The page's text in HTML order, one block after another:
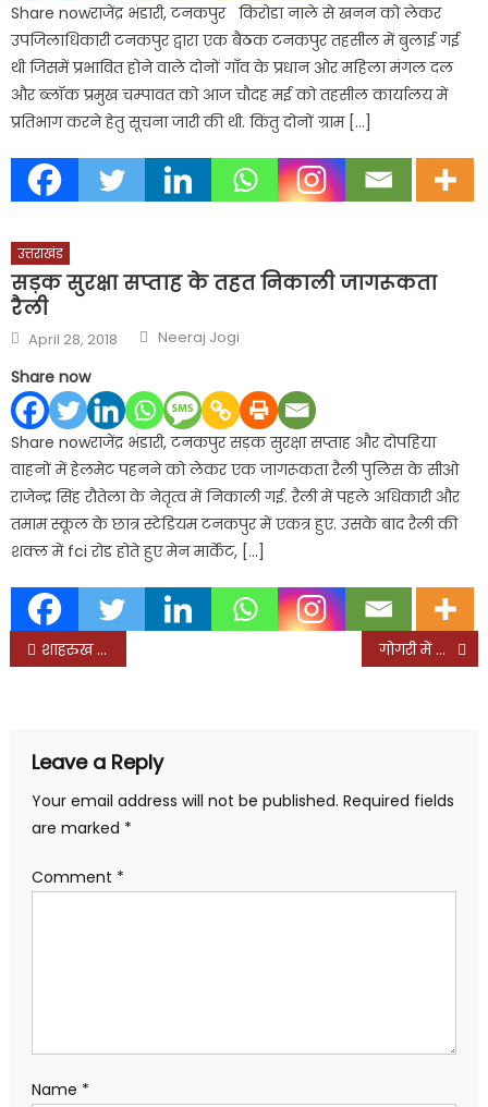
Share nowराजेंद्र भंडारी, टनकपुर किरोडा नाले से खनन को लेकर
उपजिलाधिकारी टनकपुर द्वारा एक बैठक टनकपुर तहसील में बुलाई गई
थी जिसमें प्रभावित होने वाले दोनों गाँव के प्रधान ओर महिला मंगल दल
और ब्लॉक प्रमुख चम्पावत को आज चौदह मई को तहसील कार्यालय में
प्रतिभाग करने हेतु सूचना जारी की थी. किंतु दोनों ग्राम […]
उत्तराखंड
सड़क सुरक्षा सप्ताह के तहत निकाली जागरूकता
रैली
Posted
on
April 28, 2018 Author
Neeraj Jogi
Share now
Share nowराजेंद्र भंडारी, टनकपुर सड़क सुरक्षा सप्ताह और दोपहिया
वाहनों में हेलमेट पहनने को लेकर एक जागरूकता रैली पुलिस के सीओ
राजेन्द्र सिंह रौतेला के नेतृत्व में निकाली गई. रैली में पहले अधिकारी और
तमाम स्कूल के छात्र स्टेडियम टनकपुर में एकत्र हुए. उसके बाद रैली की
शक्ल में fci रोड होते हुए मेन मार्केट, […]
Post
शाहरुख खान की बेटी सुहाना ने कराया हॉट फोटोशूट, जानिये क्यों, देखें तस्वीरें गोगरी में बिजली कटौती पर भड़के नूर आलम, करेंगे आमरण अनशन
Leave a Reply
Your email address will not be published. Required fields
are marked *
Comment *
Name *